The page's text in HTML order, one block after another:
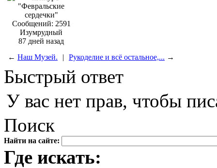
Сообщений: 2591
Изумрудный
87 дней назад
← Наш Музей. | Рукоделие и всё остальное,... →
Быстрый ответ
У вас нет прав, чтобы
Поиск
Найти на сайте:
Где искать: